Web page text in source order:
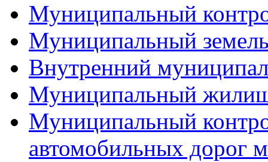
Муниципальный
Муниципальный
Внутренний
Муниципальный
Муниципальный
автомобильных дорог